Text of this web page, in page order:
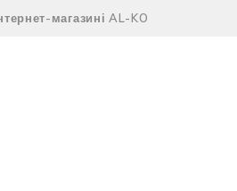
магазині AL-KO